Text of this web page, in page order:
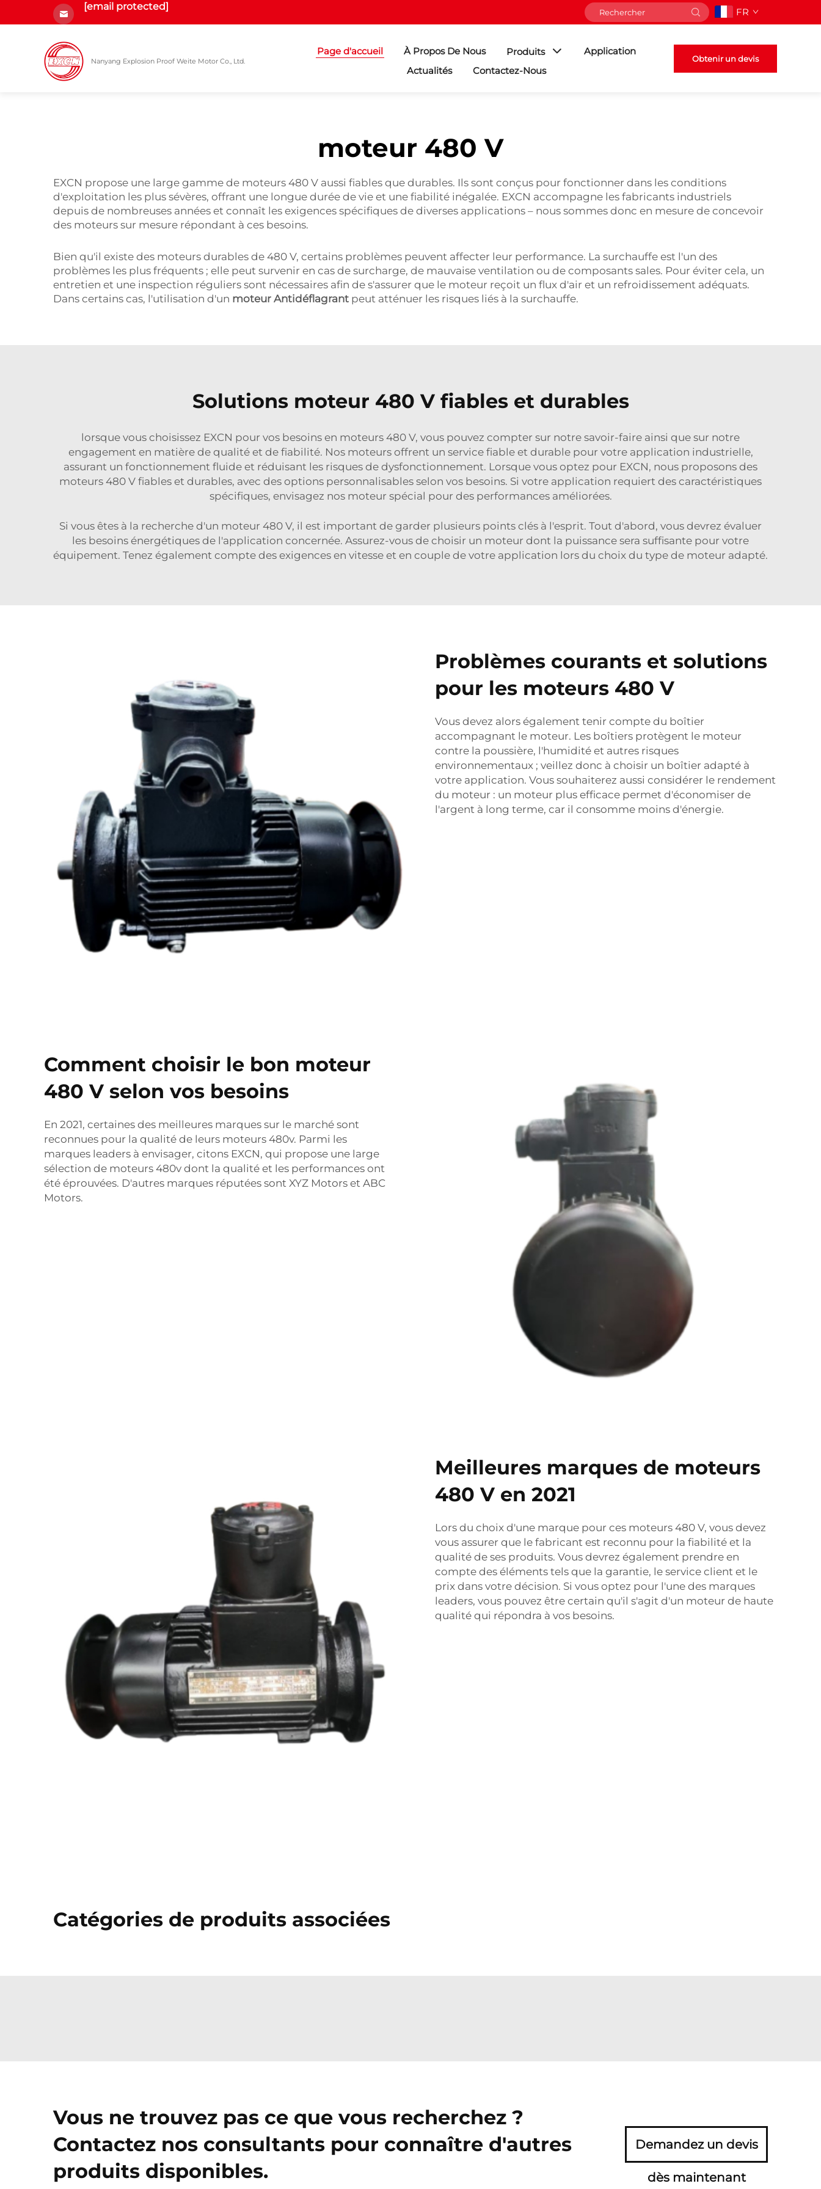
[email protected] FR
Nanyang Explosion Proof Weite Motor Co., Ltd.
Page d'accueil À Propos De Nous Produits
Application
Actualités
Contactez-Nous
Obtenir un devis
moteur 480 V
EXCN propose une large gamme de moteurs 480 V aussi fiables que durables. Ils sont conçus pour fonctionner dans les conditions
d'exploitation les plus sévères, offrant une longue durée de vie et une fiabilité inégalée. EXCN accompagne les fabricants industriels
depuis de nombreuses années et connaît les exigences spécifiques de diverses applications – nous sommes donc en mesure de concevoir
des moteurs sur mesure répondant à ces besoins.
Bien qu'il existe des moteurs durables de 480 V, certains problèmes peuvent affecter leur performance. La surchauffe est l'un des
problèmes les plus fréquents ; elle peut survenir en cas de surcharge, de mauvaise ventilation ou de composants sales. Pour éviter cela, un
entretien et une inspection réguliers sont nécessaires afin de s'assurer que le moteur reçoit un flux d'air et un refroidissement adéquats.
Dans certains cas, l'utilisation d'un moteur Antidéflagrant peut atténuer les risques liés à la surchauffe.
Solutions moteur 480 V fiables et durables
lorsque vous choisissez EXCN pour vos besoins en moteurs 480 V, vous pouvez compter sur notre savoir-faire ainsi que sur notre
engagement en matière de qualité et de fiabilité. Nos moteurs offrent un service fiable et durable pour votre application industrielle,
assurant un fonctionnement fluide et réduisant les risques de dysfonctionnement. Lorsque vous optez pour EXCN, nous proposons des
moteurs 480 V fiables et durables, avec des options personnalisables selon vos besoins. Si votre application requiert des caractéristiques
spécifiques, envisagez nos moteur spécial pour des performances améliorées.
Si vous êtes à la recherche d'un moteur 480 V, il est important de garder plusieurs points clés à l'esprit. Tout d'abord, vous devrez évaluer
les besoins énergétiques de l'application concernée. Assurez-vous de choisir un moteur dont la puissance sera suffisante pour votre
équipement. Tenez également compte des exigences en vitesse et en couple de votre application lors du choix du type de moteur adapté.
Problèmes courants et solutions
pour les moteurs 480 V
Vous devez alors également tenir compte du boîtier
accompagnant le moteur. Les boîtiers protègent le moteur
contre la poussière, l'humidité et autres risques
environnementaux ; veillez donc à choisir un boîtier adapté à
votre application. Vous souhaiterez aussi considérer le rendement
du moteur : un moteur plus efficace permet d'économiser de
l'argent à long terme, car il consomme moins d'énergie.
Comment choisir le bon moteur
480 V selon vos besoins
En 2021, certaines des meilleures marques sur le marché sont
reconnues pour la qualité de leurs moteurs 480v. Parmi les
marques leaders à envisager, citons EXCN, qui propose une large
sélection de moteurs 480v dont la qualité et les performances ont
été éprouvées. D'autres marques réputées sont XYZ Motors et ABC
Motors.
Meilleures marques de moteurs
480 V en 2021
Lors du choix d'une marque pour ces moteurs 480 V, vous devez
vous assurer que le fabricant est reconnu pour la fiabilité et la
qualité de ses produits. Vous devrez également prendre en
compte des éléments tels que la garantie, le service client et le
prix dans votre décision. Si vous optez pour l'une des marques
leaders, vous pouvez être certain qu'il s'agit d'un moteur de haute
qualité qui répondra à vos besoins.
Catégories de produits associées
Vous ne trouvez pas ce que vous recherchez ?
Contactez nos consultants pour connaître d'autres
produits disponibles.
Demandez un devis
dès maintenant